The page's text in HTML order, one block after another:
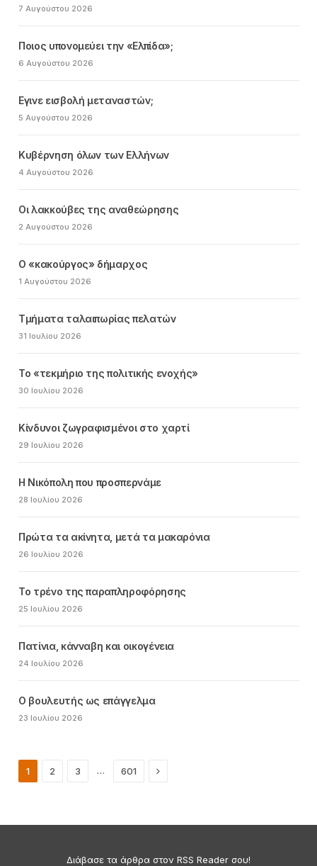
7 Αυγούστου 2026
Ποιος υπονομεύει την «Ελπίδα»;
6 Αυγούστου 2026
Εγινε εισβολή μεταναστών;
5 Αυγούστου 2026
Κυβέρνηση όλων των Ελλήνων
4 Αυγούστου 2026
Οι λακκούβες της αναθεώρησης
2 Αυγούστου 2026
Ο «κακούργος» δήμαρχος
1 Αυγούστου 2026
Τμήματα ταλαιπωρίας πελατών
31 Ιουλίου 2026
Το «τεκμήριο της πολιτικής ενοχής»
30 Ιουλίου 2026
Κίνδυνοι ζωγραφισμένοι στο χαρτί
29 Ιουλίου 2026
Η Νικόπολη που προσπερνάμε
28 Ιουλίου 2026
Πρώτα τα ακίνητα, μετά τα μακαρόνια
26 Ιουλίου 2026
Το τρένο της παραπληροφόρησης
25 Ιουλίου 2026
Πατίνια, κάνναβη και οικογένεια
24 Ιουλίου 2026
Ο βουλευτής ως επάγγελμα
23 Ιουλίου 2026
1 2 3 … 601 Next
Διάβασε τα άρθρα στον RSS Reader σου!